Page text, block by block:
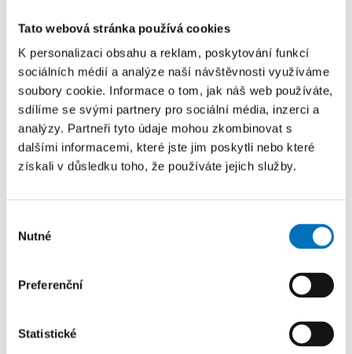
Tato webová stránka používá cookies
K personalizaci obsahu a reklam, poskytování funkcí
sociálních médií a analýze naší návštěvnosti využíváme
soubory cookie. Informace o tom, jak náš web používáte,
sdílíme se svými partnery pro sociální média, inzerci a
analýzy. Partneři tyto údaje mohou zkombinovat s
dalšími informacemi, které jste jim poskytli nebo které
získali v důsledku toho, že používáte jejich služby.
souhlasu
Nutné
Preferenční
Statistické